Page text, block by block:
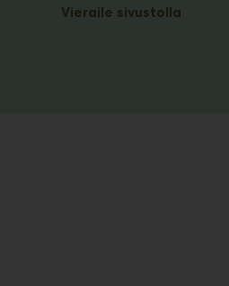
Vieraile sivustolla